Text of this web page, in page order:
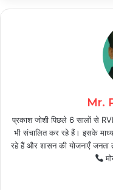
Mr.
प्रकाश जोशी पिछले 6 सालों से
भी संचालित कर रहे हैं। इसके
रहे हैं और शासन की योजनाएँ जनता